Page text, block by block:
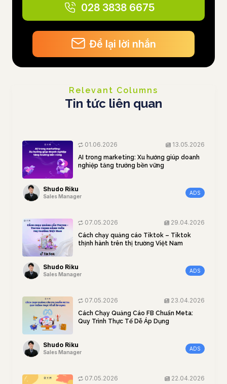
ranging from product design to client proposals.
028 3838 6675
Để lại lời nhắn
Relevant Columns
Tin tức liên quan
01.06.2026 13.05.2026
AI trong marketing: Xu hướng giúp doanh
nghiệp tăng trưởng bền vững
Shudo Riku
Sales Manager
ADS
07.05.2026 29.04.2026
Cách chạy quảng cáo Tiktok – Tiktok
thịnh hành trên thị trường Việt Nam
Shudo Riku
Sales Manager
ADS
07.05.2026 23.04.2026
Cách Chạy Quảng Cáo FB Chuẩn Meta:
Quy Trình Thực Tế Dễ Áp Dụng
Shudo Riku
Sales Manager
ADS
07.05.2026 22.04.2026